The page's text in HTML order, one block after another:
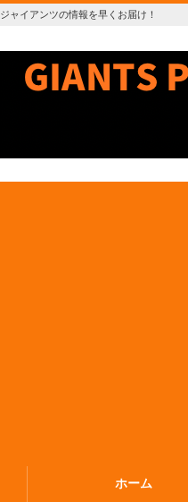
ジャイアンツの情報を早くお届け！
ホーム